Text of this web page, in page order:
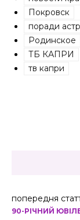
Покровск
поради
Родинское
ТБ КАПРИ
тв капри
попередня
90-РІЧНИЙ